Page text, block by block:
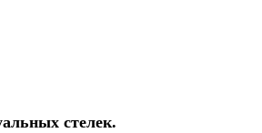
стелек.